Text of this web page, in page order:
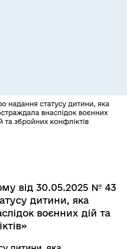
надання статусу дитини, яка
внаслідок воєнних
та збройних конфліктів
від 30.05.2025 № 43
дитини, яка
воєнних дій та